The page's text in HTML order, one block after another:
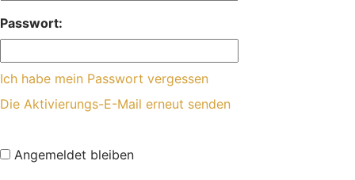
Passwort:
Ich habe mein Passwort vergessen
Die Aktivierungs-E-Mail erneut senden
Angemeldet bleiben